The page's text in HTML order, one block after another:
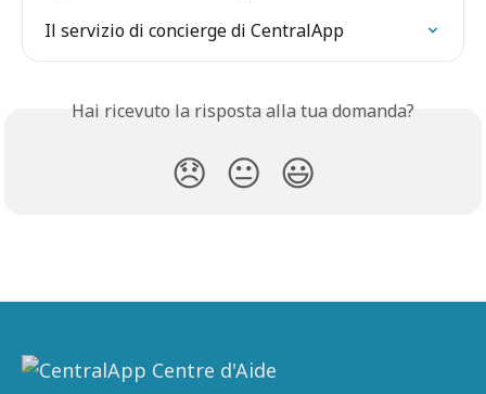
Il servizio di concierge di CentralApp
Hai ricevuto la risposta alla tua domanda?
😞 😐 😃